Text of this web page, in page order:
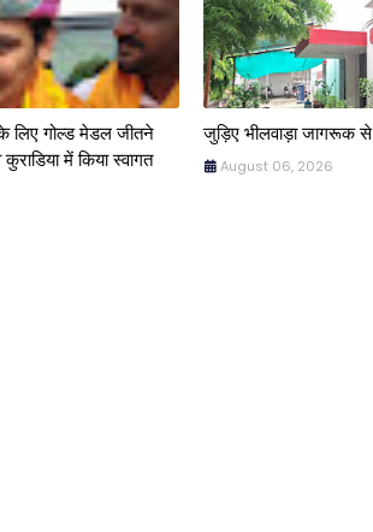
लिए गोल्ड मेडल जीतने
में किया स्वागत
जुड़िए भीलवाड़ा जागरूक से
August 06, 2026